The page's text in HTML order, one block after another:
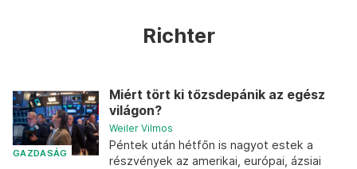
Richter
GAZDASÁG
Miért tört ki tőzsdepánik az egész
világon?
Weiler Vilmos
Péntek után hétfőn is nagyot estek a
részvények az amerikai, európai, ázsiai